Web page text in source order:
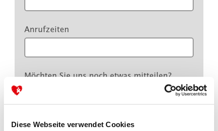
Diese Webseite verwendet Cookies
Anrufzeiten
Möchten Sie uns noch etwas mitteilen?